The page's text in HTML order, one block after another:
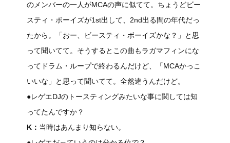
のメンバーの一人がMCAの声に似てて。ちょうどビー
スティ・ボーイズが1st出して、2nd出る間の年代だっ
たから。「おー、ビースティ・ボーイズかな？」と思
って聞いてて。そうするとこの曲もラガマフィンにな
ってドラム・ループで終わるんだけど、「MCAかっこ
いいな」と思って聞いてて。全然違うんだけど。
●レゲエDJのトースティングみたいな事に関しては知
ってたんですか？
K： 当時はあんまり知らない。